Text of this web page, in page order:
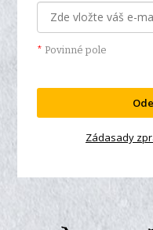
* Povinné pole
Zádasady